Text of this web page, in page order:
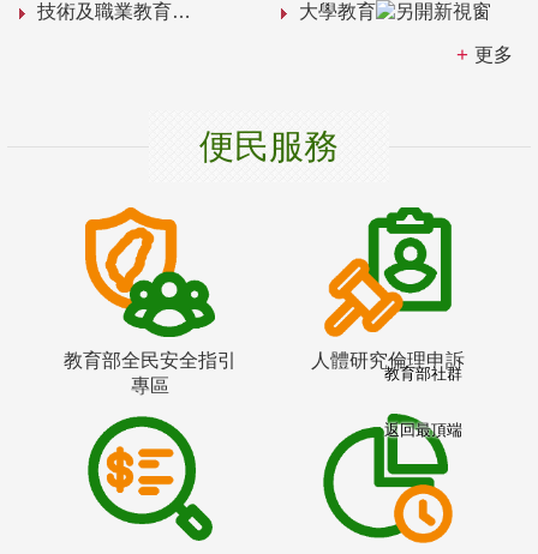
技術及職業教育 大學教育
更多
便民服務
教育部全民安全指引
專區
人體研究倫理申訴
教育部社群
返回最頂端